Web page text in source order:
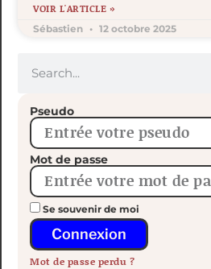
VOIR L'ARTICLE »
Sébastien 12 octobre 2025
Pseudo
Mot de passe
Se souvenir de moi
Connexion
Mot de passe perdu ?